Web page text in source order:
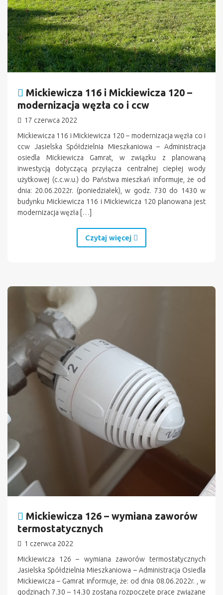
Mickiewicza 116 i Mickiewicza 120 –
modernizacja węzła co i ccw
17 czerwca 2022
Mickiewicza 116 i Mickiewicza 120 – modernizacja węzła co i
ccw Jasielska Spółdzielnia Mieszkaniowa – Administracja
osiedla Mickiewicza Gamrat, w związku z planowaną
inwestycją dotyczącą przyłącza centralnej ciepłej wody
użytkowej (c.c.w.u.) do Państwa mieszkań informuje, że od
dnia: 20.06.2022r. (poniedziałek), w godz. 730 do 1430 w
budynku Mickiewicza 116 i Mickiewicza 120 planowana jest
modernizacja węzła […]
Czytaj więcej
Mickiewicza 126 – wymiana zaworów
termostatycznych
1 czerwca 2022
Mickiewicza 126 – wymiana zaworów termostatycznych
Jasielska Spółdzielnia Mieszkaniowa – Administracja Osiedla
Mickiewicza – Gamrat informuje, że: od dnia 08.06.2022r. , w
godzinach 7.30 – 14.30 zostaną rozpoczęte prace związane